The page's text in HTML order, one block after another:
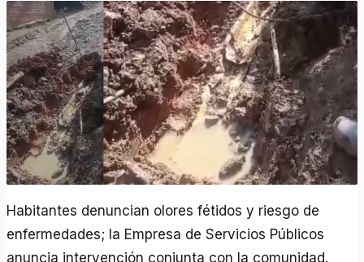
Habitantes denuncian olores fétidos y riesgo de
enfermedades; la Empresa de Servicios Públicos
anuncia intervención conjunta con la comunidad.